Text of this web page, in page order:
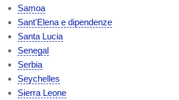
Samoa
Sant'Elena e dipendenze
Santa Lucia
Senegal
Serbia
Seychelles
Sierra Leone